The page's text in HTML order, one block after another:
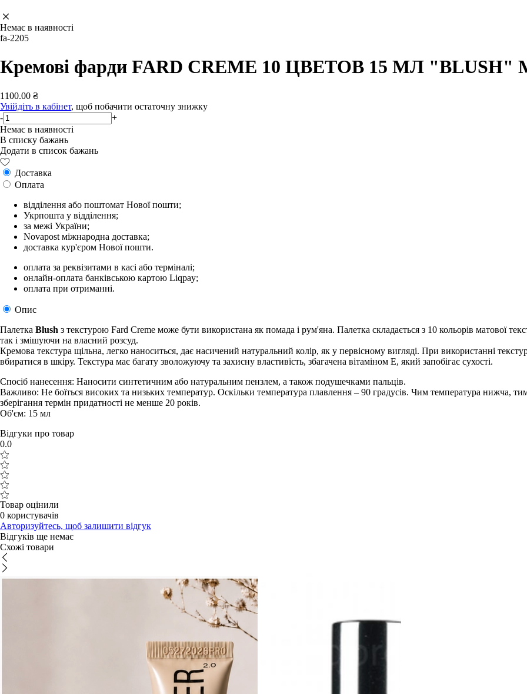
Немає в наявності
fa-2205
Кремові фарди FARD CREME 10 ЦВЕТОВ 15 МЛ "BLUSH"
1100.00 ₴
Увійдіть в кабінет, щоб побачити остаточну знижку
-
+
Немає в наявності
В списку бажань
Додати в список бажань
Доставка
Оплата
відділення або поштомат Нової пошти;
Укрпошта у відділення;
за межі України;
Novapost міжнародна доставка;
доставка кур'єром Нової пошти.
оплата за реквізитами в касі або терміналі;
онлайн-оплата банківською картою Liqpay;
оплата при отриманні.
Опис
Палетка Blush з текстурою Fard Creme може бути використана як помада і рум'яна. Палетка складається з 10 кольорів матової
так і змішуючи на власний розсуд.
Кремова текстура щільна, легко наноситься, дає насичений натуральний колір, як у первісному вигляді. При використанні
вбиратися в шкіру. Текстура має багату зволожуючу та захисну властивість, збагачена вітаміном Е, який запобігає сухості.
Спосіб нанесення: Наносити синтетичним або натуральним пензлем, а також подушечками пальців.
Важливо: Не боїться високих та низьких температур. Оскільки температура плавлення – 90 градусів. Чим температура нижча,
зберігання термін придатності не менше 20 років.
Об'єм: 15 мл
Відгуки про товар
0.0
Товар оцінили
0 користувачів
Авторизуйтесь, щоб залишити відгук
Відгуків ще немає
Схожі товари